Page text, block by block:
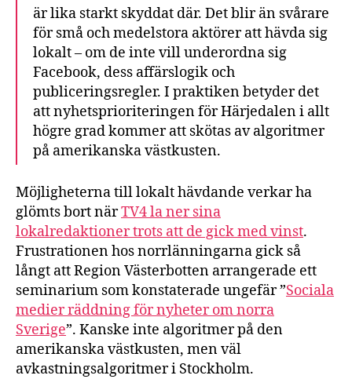
är lika starkt skyddat där. Det blir än svårare
för små och medelstora aktörer att hävda sig
lokalt – om de inte vill underordna sig
Facebook, dess affärslogik och
publiceringsregler. I praktiken betyder det
att nyhetsprioriteringen för Härjedalen i allt
högre grad kommer att skötas av algoritmer
på amerikanska västkusten.
Möjligheterna till lokalt hävdande verkar ha
glömts bort närTV4 la ner sina
lokalredaktioner trots att de gick med vinst.
Frustrationen hos norrlänningarna gick så
långt att Region Västerbotten arrangerade ett
seminarium som konstaterade ungefär ”Sociala
medier räddning för nyheter om norra
Sverige”. Kanske inte algoritmer på den
amerikanska västkusten, men väl
avkastningsalgoritmer i Stockholm.